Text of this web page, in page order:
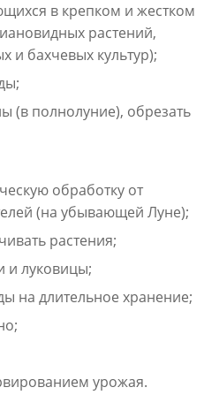
в крепком и жестком
растений,
и бахчевых культур);
(в полнолуние), обрезать
обработку от
(на убывающей Луне);
растения;
и луковицы;
на длительное хранение;
урожая.